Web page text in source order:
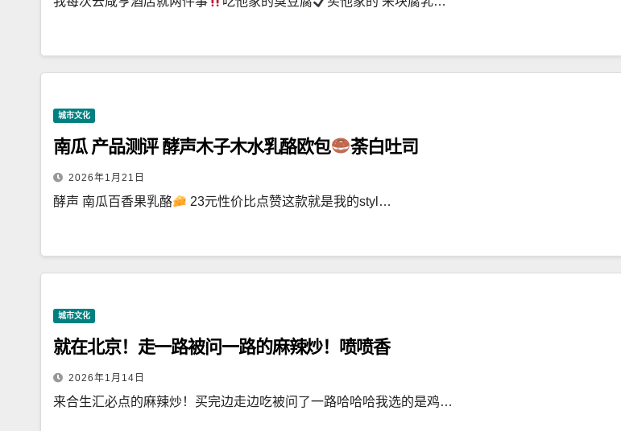
城市文化
南瓜 产品测评 酵声木子木水乳酪欧包 荼白吐司
2026年1月21日
酵声 南瓜百香果乳酪 23元性价比点赞这款就是我的styl…
城市文化
就在北京！走一路被问一路的麻辣炒！喷喷香
2026年1月14日
来合生汇必点的麻辣炒！买完边走边吃被问了一路哈哈哈我选的是鸡…